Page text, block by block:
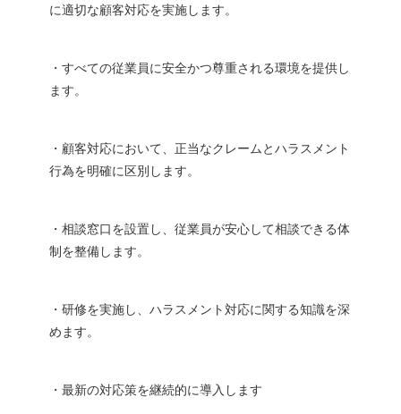
に適切な顧客対応を実施します。
・すべての従業員に安全かつ尊重される環境を提供し
ます。
・顧客対応において、正当なクレームとハラスメント
⾏為を明確に区別します。
・相談窓⼝を設置し、従業員が安⼼して相談できる体
制を整備します。
・研修を実施し、ハラスメント対応に関する知識を深
めます。
・最新の対応策を継続的に導⼊します